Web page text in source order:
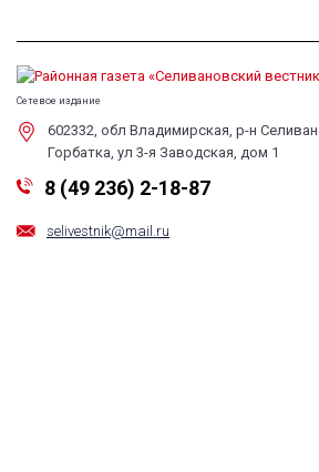
Сетевое издание
602332, обл Владимирская, р-н
Горбатка, ул 3-я Заводская, дом 1
8 (49 236) 2-18-87
selivestnik@mail.ru